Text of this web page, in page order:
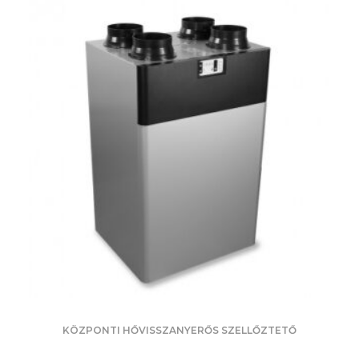
KÖZPONTI HŐVISSZANYERŐS SZELLŐZTETŐ